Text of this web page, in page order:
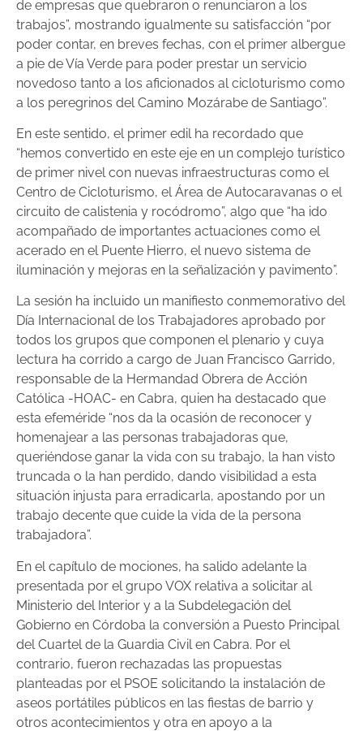
de empresas que quebraron o renunciaron a los
trabajos”, mostrando igualmente su satisfacción “por
poder contar, en breves fechas, con el primer albergue
a pie de Vía Verde para poder prestar un servicio
novedoso tanto a los aficionados al cicloturismo como
a los peregrinos del Camino Mozárabe de Santiago”.
En este sentido, el primer edil ha recordado que
“hemos convertido en este eje en un complejo turístico
de primer nivel con nuevas infraestructuras como el
Centro de Cicloturismo, el Área de Autocaravanas o el
circuito de calistenia y rocódromo”, algo que “ha ido
acompañado de importantes actuaciones como el
acerado en el Puente Hierro, el nuevo sistema de
iluminación y mejoras en la señalización y pavimento”.
La sesión ha incluido un manifiesto conmemorativo del
Día Internacional de los Trabajadores aprobado por
todos los grupos que componen el plenario y cuya
lectura ha corrido a cargo de Juan Francisco Garrido,
responsable de la Hermandad Obrera de Acción
Católica -HOAC- en Cabra, quien ha destacado que
esta efeméride “nos da la ocasión de reconocer y
homenajear a las personas trabajadoras que,
queriéndose ganar la vida con su trabajo, la han visto
truncada o la han perdido, dando visibilidad a esta
situación injusta para erradicarla, apostando por un
trabajo decente que cuide la vida de la persona
trabajadora”.
En el capítulo de mociones, ha salido adelante la
presentada por el grupo VOX relativa a solicitar al
Ministerio del Interior y a la Subdelegación del
Gobierno en Córdoba la conversión a Puesto Principal
del Cuartel de la Guardia Civil en Cabra. Por el
contrario, fueron rechazadas las propuestas
planteadas por el PSOE solicitando la instalación de
aseos portátiles públicos en las fiestas de barrio y
otros acontecimientos y otra en apoyo a la